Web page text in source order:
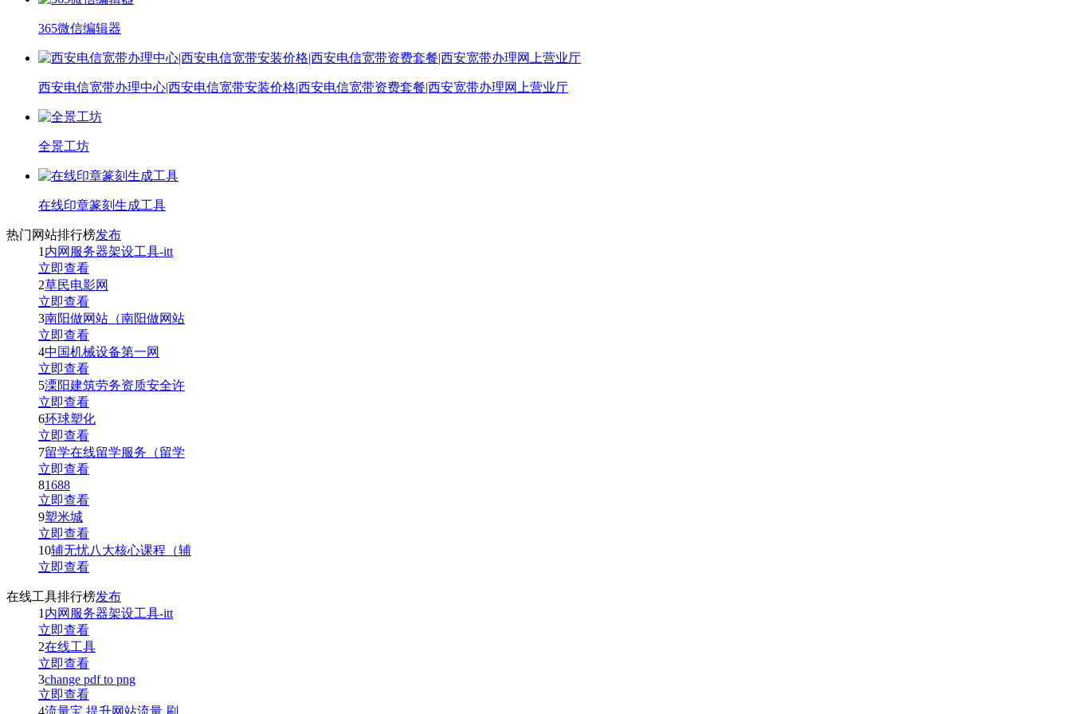
365微信编辑器
西安电信宽带办理中心|西安电信宽带安装价格|西安电信宽带资费套餐|西安宽带办理网上营业厅
全景工坊
在线印章篆刻生成工具
热门网站排行榜发布
1 内网服务器架设工具-itt
立即查看
2草民电影网
立即查看
3南阳做网站（南阳做网站
立即查看
4中国机械设备第一网
立即查看
5溧阳建筑劳务资质安全许
立即查看
6环球塑化
立即查看
7留学在线留学服务（留学
立即查看
81688
立即查看
9塑米城
立即查看
10辅无忧八大核心课程（辅
立即查看
在线工具排行榜发布
1 内网服务器架设工具-itt
立即查看
2在线工具
立即查看
3change pdf to png
立即查看